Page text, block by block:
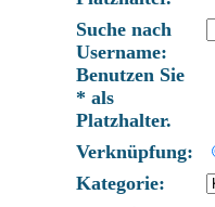
Suche nach
Username:
Benutzen Sie
* als
Platzhalter.
Verknüpfung:
Kategorie: